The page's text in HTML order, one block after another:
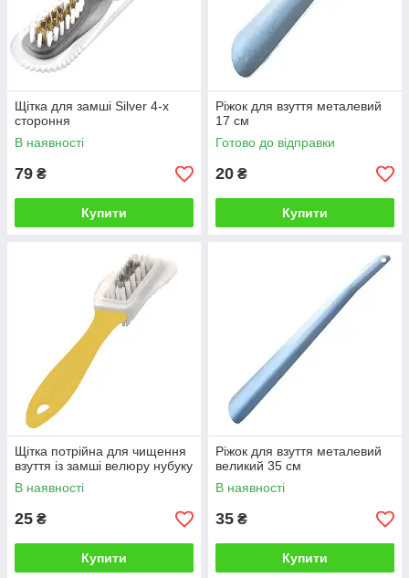
Щітка для замші Silver 4-х
стороння
В наявності
79 ₴
Купити
Ріжок для взуття металевий
17 см
Готово до відправки
20 ₴
Купити
Щітка потрійна для чищення
взуття із замші велюру нубуку
В наявності
25 ₴
Купити
Ріжок для взуття металевий
великий 35 см
В наявності
35 ₴
Купити